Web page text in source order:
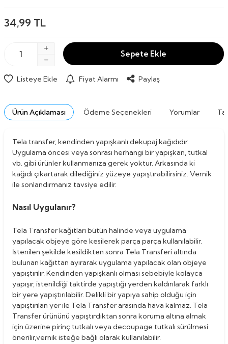
34,99 TL
Sepete Ekle
Listeye Ekle Fiyat Alarmı Paylaş
Ürün Açıklaması Ödeme Seçenekleri Yorumlar
Tela transfer, kendinden yapışkanlı dekupaj kağıdıdır.
Uygulama öncesi veya sonrası herhangi bir yapışkan, tutkal
vb. gibi ürünler kullanmanıza gerek yoktur. Arkasında ki
kağıdı çıkartarak dilediğiniz yüzeye yapıştırabilirsiniz. Vernik
ile sonlandırmanız tavsiye edilir.
Nasıl Uygulanır?
Tela Transfer kağıtları bütün halinde veya uygulama
yapılacak objeye göre kesilerek parça parça kullanılabilir.
İstenilen şekilde kesildikten sonra Tela Transferi altında
bulunan kağıttan ayırarak uygulama yapılacak olan objeye
yapıştırılır. Kendinden yapışkanlı olması sebebiyle kolayca
yapışır, istenildiği taktirde yapıştığı yerden kaldırılarak farklı
bir yere yapıştırılabilir. Delikli bir yapıya sahip olduğu için
yapıştırılan yer ile Tela Transfer arasında hava kalmaz. Tela
Transfer ürününü yapıştırdıktan sonra koruma altına almak
için üzerine pirinç tutkalı veya decoupage tutkalı sürülmesi
önerilir,vernik isteğe bağlı olarak kullanılabilir.